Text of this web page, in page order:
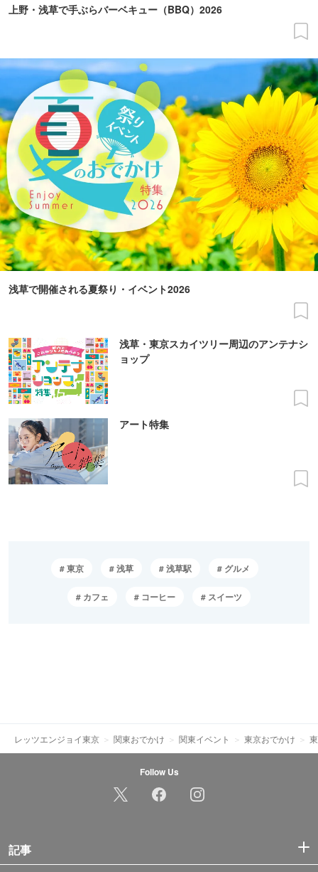
上野・浅草で手ぶらバーベキュー（BBQ）2026
浅草で開催される夏祭り・イベント2026
浅草・東京スカイツリー周辺のアンテナシ
ョップ
アート特集
東京 浅草 浅草駅 グルメ
カフェ コーヒー スイーツ
レッツエンジョイ東京 関東おでかけ 関東イベント 東京おでかけ
Follow Us
記事